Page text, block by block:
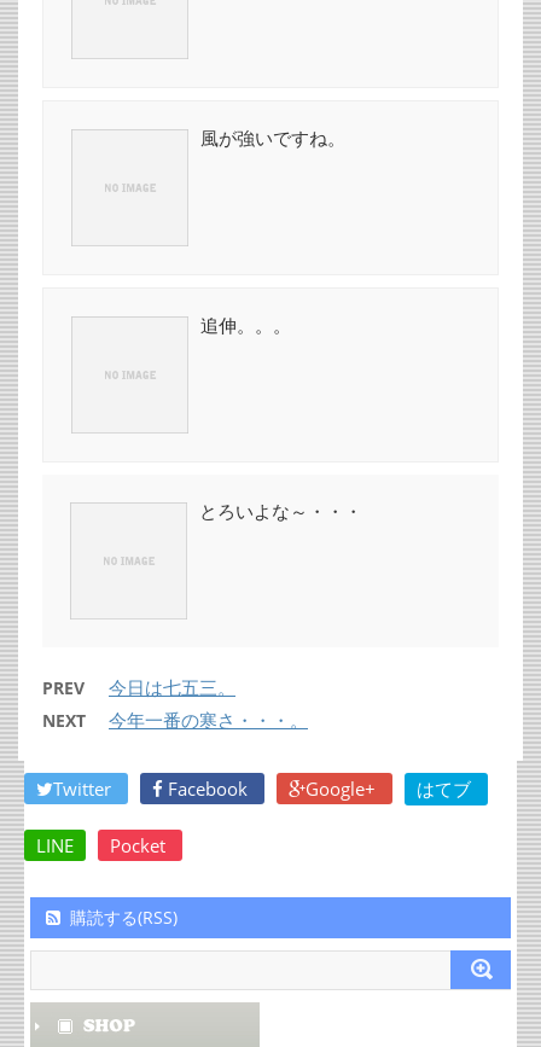
風が強いですね。
追伸。。。
とろいよな～・・・
PREV 今日は七五三。
NEXT 今年一番の寒さ・・・。
Twitter Facebook Google+ はてブ
LINE Pocket
購読する(RSS)